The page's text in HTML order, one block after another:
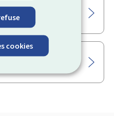
cookies
sportif sur la
engagéieren